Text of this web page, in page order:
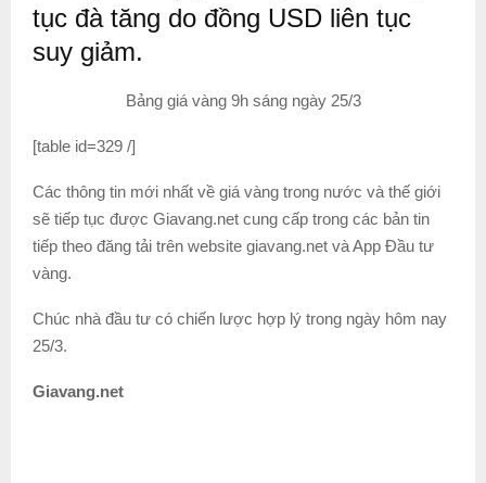
tục đà tăng do đồng USD liên tục
suy giảm.
Bảng giá vàng 9h sáng ngày 25/3
[table id=329 /]
Các thông tin mới nhất về giá vàng trong nước và thế giới
sẽ tiếp tục được Giavang.net cung cấp trong các bản tin
tiếp theo đăng tải trên website giavang.net và App Đầu tư
vàng.
Chúc nhà đầu tư có chiến lược hợp lý trong ngày hôm nay
25/3.
Giavang.net